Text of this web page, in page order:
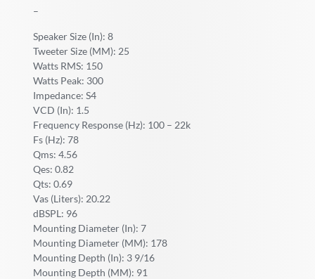
–
Speaker Size (In): 8
Tweeter Size (MM): 25
Watts RMS: 150
Watts Peak: 300
Impedance: S4
VCD (In): 1.5
Frequency Response (Hz): 100 – 22k
Fs (Hz): 78
Qms: 4.56
Qes: 0.82
Qts: 0.69
Vas (Liters): 20.22
dBSPL: 96
Mounting Diameter (In): 7
Mounting Diameter (MM): 178
Mounting Depth (In): 3 9/16
Mounting Depth (MM): 91